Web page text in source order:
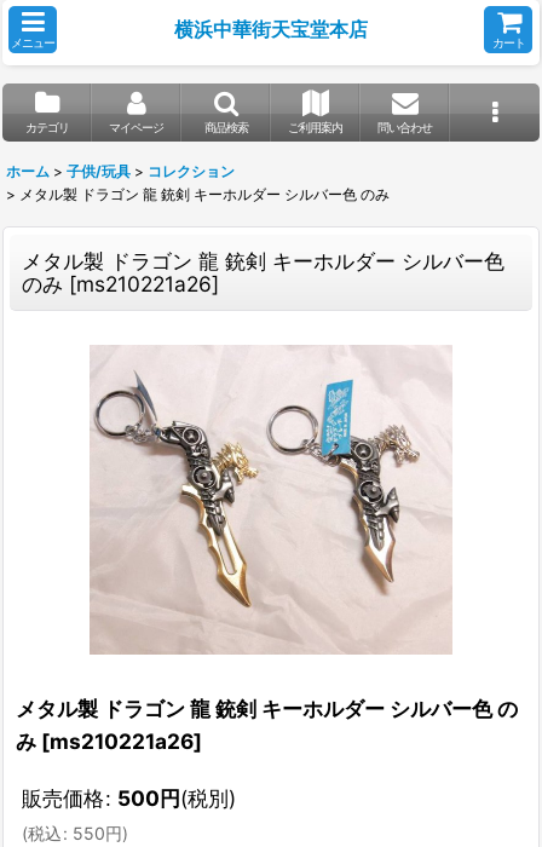
メニュー
横浜中華街天宝堂本店
カート
カテゴリ マイページ 商品検索 ご利用案内 問い合わせ
ホーム > 子供/玩具 > コレクション
> メタル製 ドラゴン 龍 銃剣 キーホルダー シルバー色 のみ
メタル製 ドラゴン 龍 銃剣 キーホルダー シルバー色
のみ [ms210221a26]
メタル製 ドラゴン 龍 銃剣 キーホルダー シルバー色 の
み [ms210221a26]
販売価格: 500円(税別)
(税込: 550円)